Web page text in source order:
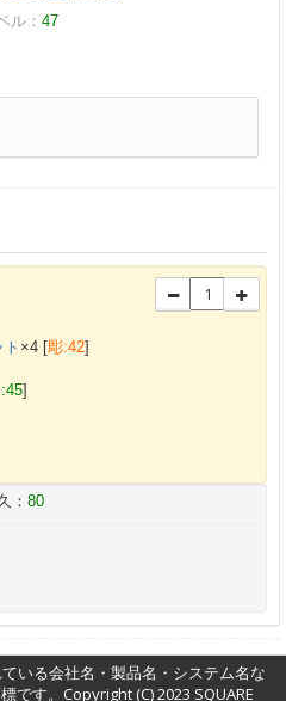
ル： 47
×4 [彫:42]
]
： 80
いる会社名・製品名・システム名な
です。Copyright (C) 2023 SQUARE